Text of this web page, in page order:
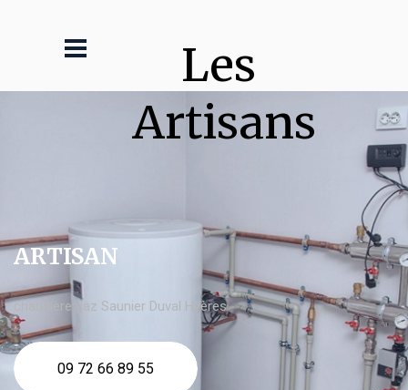
Les
Artisans
ARTISAN
chaudière gaz Saunier Duval Hyères
09 72 66 89 55